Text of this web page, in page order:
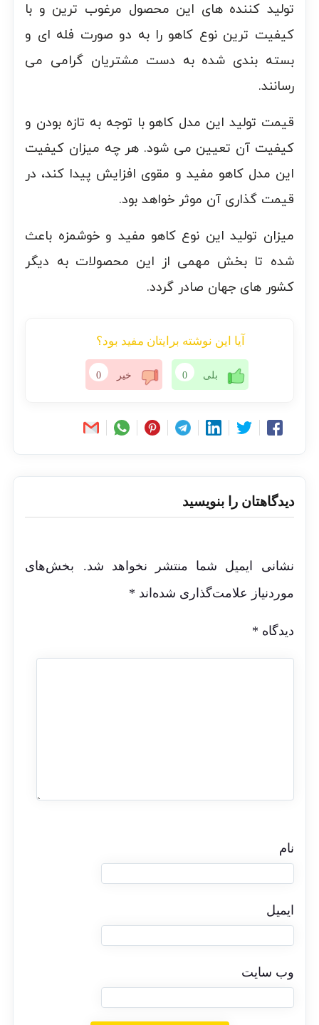
تولید کننده های این محصول مرغوب ترین و با
کیفیت ترین نوع کاهو را به دو صورت فله ای و
بسته بندی شده به دست مشتریان گرامی می
رسانند.
قیمت تولید این مدل کاهو با توجه به تازه بودن و
کیفیت آن تعیین می شود. هر چه میزان کیفیت
این مدل کاهو مفید و مقوی افزایش پیدا کند، در
قیمت گذاری آن موثر خواهد بود.
میزان تولید این نوع کاهو مفید و خوشمزه باعث
شده تا بخش مهمی از این محصولات به دیگر
کشور های جهان صادر گردد.
آیا این نوشته برایتان مفید بود؟
بلی 0 خیر 0
دیدگاهتان را بنویسید
نشانی ایمیل شما منتشر نخواهد شد.
بخش‌های
موردنیاز علامت‌گذاری شده‌اند *
دیدگاه *
نام
ایمیل
وب‌ سایت